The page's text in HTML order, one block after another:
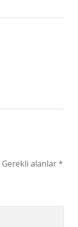
Gerekli alanlar*